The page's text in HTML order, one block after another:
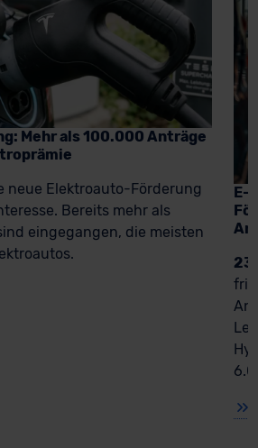
Mehr als 100.000 Anträge
neue Elektroauto-Förderung
Bereits mehr als
eingegangen, die meisten
E-